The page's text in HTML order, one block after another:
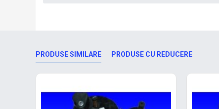
PRODUSE SIMILARE PRODUSE CU REDUCERE